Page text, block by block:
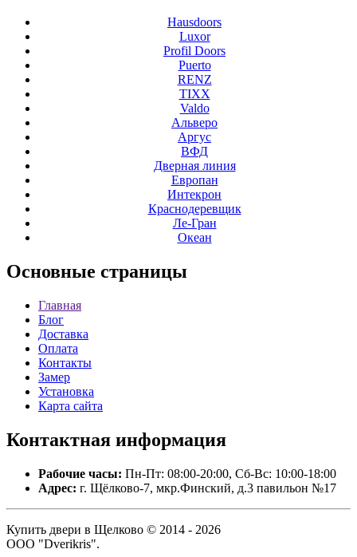
Hausdoors
Luxor
Profil Doors
Puerto
RENZ
TIXX
Valdo
Альверо
Аргус
ВФД
Дверная линия
Европан
Интекрон
Краснодеревщик
Ле-Гран
Океан
Основные страницы
Главная
Блог
Доставка
Оплата
Контакты
Замер
Установка
Карта сайта
Контактная информация
Рабочие часы: Пн-Пт: 08:00-20:00, Сб-Вс: 10:00-18:00
Адрес: г. Щёлково-7, мкр.Финский, д.3 павильон №17
Купить двери в Щелково © 2014 - 2026
ООО "Dverikris".